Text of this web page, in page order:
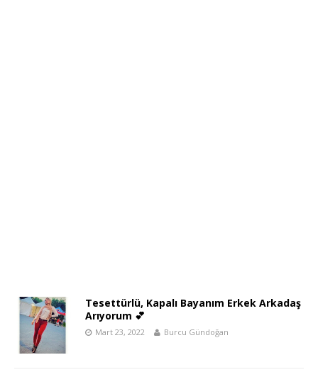
Tesettürlü, Kapalı Bayanım Erkek Arkadaş
Arıyorum 💕
Mart 23, 2022 Burcu Gündoğan